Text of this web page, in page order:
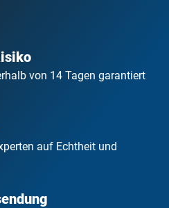
vor. Sie erhalten das
in einem hochwertigen
Verwahrung.
- sichern Sie sich
von 14 Tagen garantiert
auf Echtheit und